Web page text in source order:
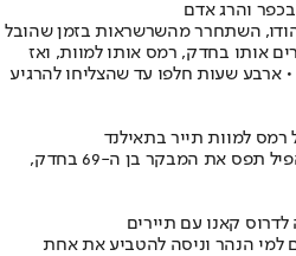
והרג אדם
השתחרר מהשרשראות בזמן שהובל
אותו בחדק, רמס אותו למוות, ואז
• ארבע שעות חלפו עד שהצליחו להרגיע
למוות תייר בתאילנד
זוועה בפארק הלאומי קאו יאי • הפיל תפס את המבקר בן ה-69 בחדק,
למי הנהר וניסה להטביע את אחת